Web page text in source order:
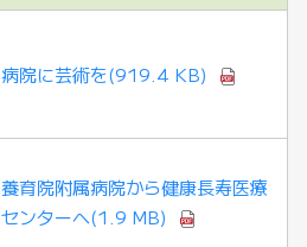
病院に芸術を(919.4 KB)
養育院附属病院から健康長寿医療
センターへ(1.9 MB)